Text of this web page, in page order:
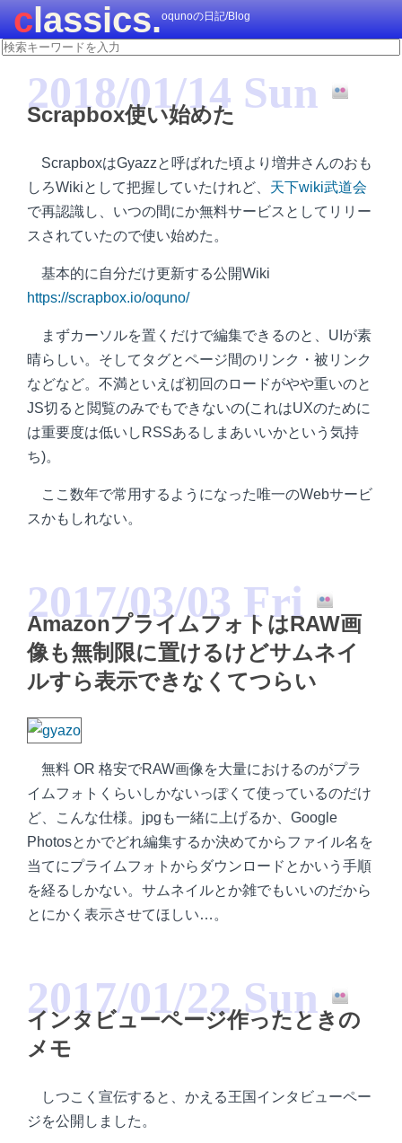
classics.oqunoの日記/Blog
2018/01/14 Sun
Scrapbox使い始めた
ScrapboxはGyazzと呼ばれた頃より増井さんのおも
しろWikiとして把握していたけれど、 天下wiki武道会
で再認識し、いつの間にか無料サービスとしてリリー
スされていたので使い始めた。
基本的に自分だけ更新する公開Wiki
https://scrapbox.io/oquno/
まずカーソルを置くだけで編集できるのと、UIが素
晴らしい。そしてタグとページ間のリンク・被リンク
などなど。不満といえば初回のロードがやや重いのと
JS切ると閲覧のみでもできないの(これはUXのために
は重要度は低いしRSSあるしまあいいかという気持
ち)。
ここ数年で常用するようになった唯一のWebサービ
スかもしれない。
2017/03/03 Fri
AmazonプライムフォトはRAW画
像も無制限に置けるけどサムネイ
ルすら表示できなくてつらい
無料 OR 格安でRAW画像を大量におけるのがプラ
イムフォトくらいしかないっぽくて使っているのだけ
ど、こんな仕様。jpgも一緒に上げるか、Google
Photosとかでどれ編集するか決めてからファイル名を
当てにプライムフォトからダウンロードとかいう手順
を経るしかない。サムネイルとか雑でもいいのだから
とにかく表示させてほしい…。
2017/01/22 Sun
インタビューページ作ったときの
メモ
しつこく宣伝すると、かえる王国インタビューペー
ジを公開しました。